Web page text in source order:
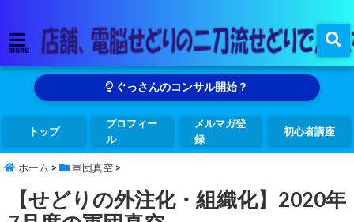
menu
ぐっさんのコンサル開始？
トップ
プロフィー
ル
メルマガ登
録
初心者講座
ホーム > 軍団真空 >
【せどりの外注化・組織化】2020年